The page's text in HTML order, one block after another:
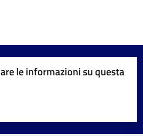
le informazioni su questa
5 stelle su 5
su 5
su 5
5